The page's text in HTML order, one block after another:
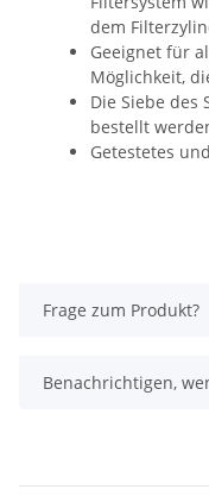
dem
Geeignet für
Möglichkeit,
Die Siebe des
bestellt
Getestetes
Frage zum Produkt?
Benachrichtigen,